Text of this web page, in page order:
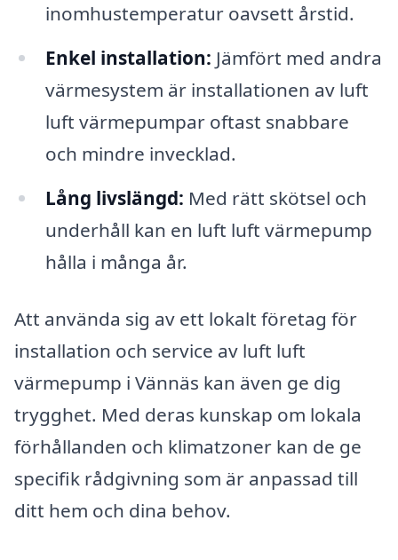
inomhustemperatur oavsett årstid.
Enkel installation: Jämfört med andra
värmesystem är installationen av luft
luft värmepumpar oftast snabbare
och mindre invecklad.
Lång livslängd: Med rätt skötsel och
underhåll kan en luft luft värmepump
hålla i många år.
Att använda sig av ett lokalt företag för
installation och service av luft luft
värmepump i Vännäs kan även ge dig
trygghet. Med deras kunskap om lokala
förhållanden och klimatzoner kan de ge
specifik rådgivning som är anpassad till
ditt hem och dina behov.